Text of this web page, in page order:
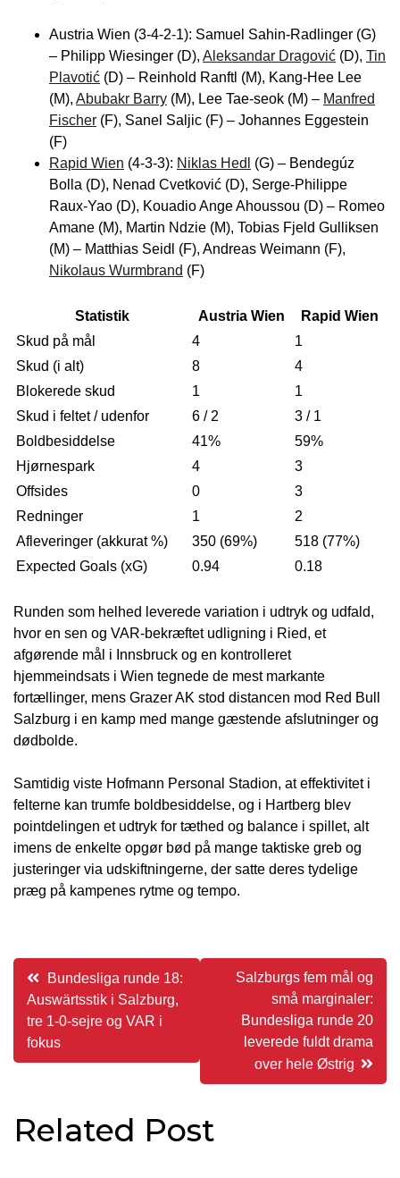
Austria Wien (3-4-2-1): Samuel Sahin-Radlinger (G)
– Philipp Wiesinger (D), Aleksandar Dragović (D), Tin
Plavotić (D) – Reinhold Ranftl (M), Kang-Hee Lee
(M), Abubakr Barry (M), Lee Tae-seok (M) – Manfred
Fischer (F), Sanel Saljic (F) – Johannes Eggestein
(F)
Rapid Wien (4-3-3): Niklas Hedl
(G) – Bendegúz
Bolla (D), Nenad Cvetković (D), Serge-Philippe
Raux-Yao (D), Kouadio Ange Ahoussou (D) – Romeo
Amane (M), Martin Ndzie (M), Tobias Fjeld Gulliksen
(M) – Matthias Seidl (F), Andreas Weimann (F),
Nikolaus Wurmbrand (F)
Statistik Austria Wien
Rapid Wien
Skud på mål
4
1
Skud (i alt)
8
4
Blokerede skud
1
1
Skud i feltet / udenfor
6 / 2
3 / 1
Boldbesiddelse
41%
59%
Hjørnespark
4
3
Offsides
0
3
Redninger
1
2
Afleveringer (akkurat %)
350 (69%)
518 (77%)
Expected Goals (xG)
0.94 0.18
Runden som helhed leverede variation i udtryk og udfald,
hvor en sen og VAR-bekræftet udligning i Ried, et
afgørende mål i Innsbruck og en kontrolleret
hjemmeindsats i Wien tegnede de mest markante
fortællinger, mens Grazer AK stod distancen mod Red Bull
Salzburg i en kamp med mange gæstende afslutninger og
dødbolde.
Samtidig viste Hofmann Personal Stadion, at effektivitet i
felterne kan trumfe boldbesiddelse, og i Hartberg blev
pointdelingen et udtryk for tæthed og balance i spillet, alt
imens de enkelte opgør bød på mange taktiske greb og
justeringer via udskiftningerne, der satte deres tydelige
præg på kampenes rytme og tempo.
Indlægsnavigation
Bundesliga runde 18:
Auswärtsstik i Salzburg,
tre 1-0-sejre og VAR i
fokus
Salzburgs fem mål og
små marginaler:
Bundesliga runde 20
leverede fuldt drama
over hele Østrig
Related Post